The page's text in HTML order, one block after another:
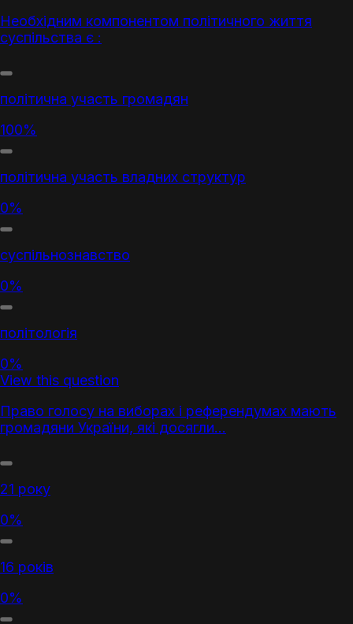
Необхідним компонентом політичного життя
суспільства є :
політична участь громадян
100%
політична участь владних структур
0%
суспільнознавство
0%
політологія
0%
View this question
Право голосу на виборах і референдумах мають
громадяни України, які досягли...
21 року
0%
16 років
0%